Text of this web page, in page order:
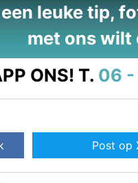
leuke tip,
met ons wilt
ONS! T. 06 -
Post op